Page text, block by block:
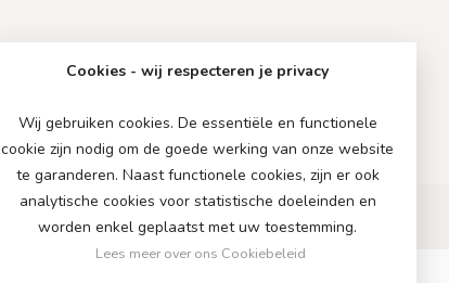
Cookies - wij respecteren je privacy
Wij gebruiken cookies. De essentiële en functionele
cookie zijn nodig om de goede werking van onze website
te garanderen. Naast functionele cookies, zijn er ook
analytische cookies voor statistische doeleinden en
worden enkel geplaatst met uw toestemming.
Lees meer over ons Cookiebeleid